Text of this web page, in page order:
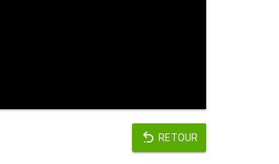
RETOUR